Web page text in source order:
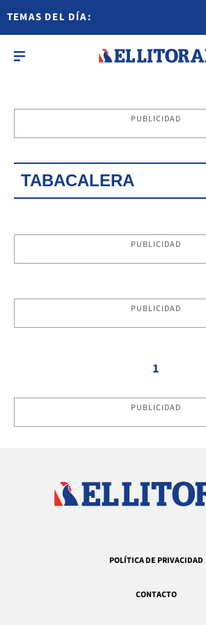
TEMAS DEL DÍA:
PUBLICIDAD
TABACALERA
PUBLICIDAD
PUBLICIDAD
1
PUBLICIDAD
POLÍTICA DE PRIVACIDAD
CONTACTO